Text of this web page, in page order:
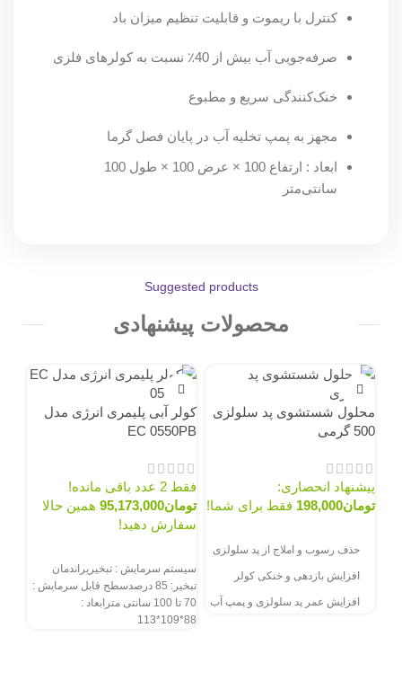
کنترل با ریموت و قابلیت تنظیم میزان باد
صرفه‌جویی آب بیش از 40٪ نسبت به کولرهای فلزی
خنک‌کنندگی سریع و مطبوع
مجهز به پمپ تخلیه آب در پایان فصل گرما
ابعاد : ارتفاع 100 × عرض 100 × طول 100
سانتی‌متر
Suggested products
محصولات پیشنهادی
محلول شستشوی پد سلولزی
500 گرمی
پیشنهاد انحصاری:
تومان198,000 فقط برای شما!
حذف رسوب و املاج از پد سلولزی
افزایش بازدهی و خنکی کولر
افزایش عمر پد سلولزی و پمپ آب
کولر آبی پلیمری انرژی مدل
EC 0550PB
فقط 2 عدد باقی مانده!
تومان95,173,000 همین حالا
سفارش دهید!
سیستم سرمایش : تبخیریراندمان
تبخیر: 85 درصدسطح قابل سرمایش :
70 تا 100 سانتی مترابعاد :
88*109*113